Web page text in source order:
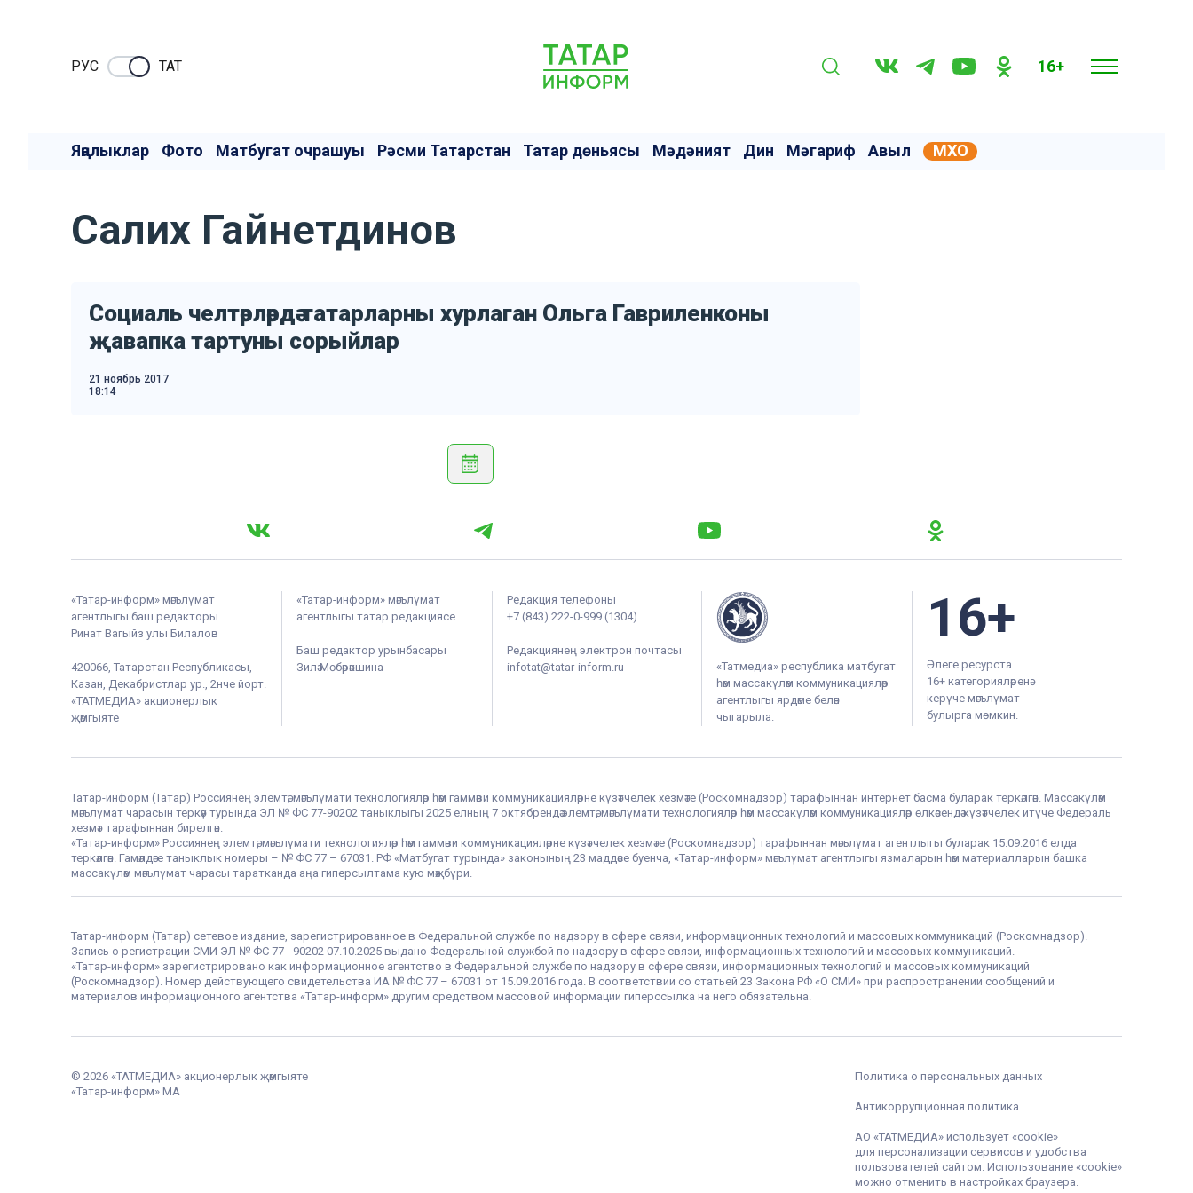
РУC ТАТ 16+
Яңалыклар Фото Матбугат очрашуы Рәсми Татарстан Татар дөньясы Мәдәният Дин Мәгариф Авыл МХО
Салих Гайнетдинов
Социаль челтәрләрдә татарларны хурлаган Ольга Гавриленконы
җавапка тартуны сорыйлар
21 ноябрь 2017
18:14
«Татар-информ» мәгълүмат
агентлыгы баш редакторы
Ринат Вагыйз улы Билалов
420066, Татарстан Республикасы,
Казан, Декабристлар ур., 2нче йорт.
«ТАТМЕДИА» акционерлык
җәмгыяте
«Татар-информ» мәгълүмат
агентлыгы татар редакциясе
Баш редактор урынбасары
Зилә Мөбәрәкшина
Редакция телефоны
+7 (843) 222-0-999 (1304)
Редакциянең электрон почтасы
infotat@tatar-inform.ru
«Татмедиа» республика матбугат
һәм массакүләм коммуникацияләр
агентлыгы ярдәме белән
чыгарыла.
16+
Әлеге ресурста
16+ категорияләренә
керүче мәгълүмат
булырга мөмкин.
Татар-информ (Татар) Россиянең элемтә, мәгълүмати технологияләр һәм гаммәви коммуникацияләрне күзәтчелек хезмәте (Роскомнадзор) тарафыннан интернет басма буларак теркәлгән. Массакүләм
мәгълүмат чарасын теркәү турында ЭЛ № ФС 77-90202 таныклыгы 2025 елның 7 октябрендә элемтә, мәгълүмати технологияләр һәм массакүләм коммуникацияләр өлкәсендә күзәтчелек итүче Федераль
хезмәт тарафыннан бирелгән.
«Татар-информ» Россиянең элемтә, мәгълүмати технологияләр һәм гаммәви коммуникацияләрне күзәтчелек хезмәте (Роскомнадзор) тарафыннан мәгълүмат агентлыгы буларак 15.09.2016 елда
теркәлгән. Гамәлдәге таныклык номеры – № ФС 77 – 67031. РФ «Матбугат турында» законының 23 маддәсе буенча, «Татар-информ» мәгълүмат агентлыгы язмаларын һәм материалларын башка
массакүләм мәгълүмат чарасы таратканда аңа гиперсылтама кую мәҗбүри.
Татар-информ (Татар) сетевое издание, зарегистрированное в Федеральной службе по надзору в сфере связи, информационных технологий и массовых коммуникаций (Роскомнадзор).
Запись о регистрации СМИ ЭЛ № ФС 77 - 90202 07.10.2025 выдано Федеральной службой по надзору в сфере связи, информационных технологий и массовых коммуникаций.
«Татар-информ» зарегистрировано как информационное агентство в Федеральной службе по надзору в сфере связи, информационных технологий и массовых коммуникаций
(Роскомнадзор). Номер действующего свидетельства ИА № ФС 77 – 67031 от 15.09.2016 года. В соответствии со статьей 23 Закона РФ «О СМИ» при распространении сообщений и
материалов информационного агентства «Татар-информ» другим средством массовой информации гиперссылка на него обязательна.
© 2026 «ТАТМЕДИА» акционерлык җәмгыяте
«Татар-информ» МА
Политика о персональных данных
Антикоррупционная политика
АО «ТАТМЕДИА» использует «cookie»
для персонализации сервисов и удобства
пользователей сайтом. Использование «cookie»
можно отменить в настройках браузера.